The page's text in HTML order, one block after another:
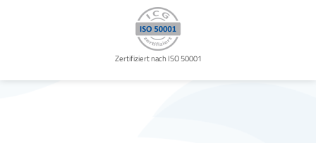
Zertifiziert nach ISO 50001